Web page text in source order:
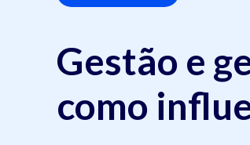
Gestão e
como